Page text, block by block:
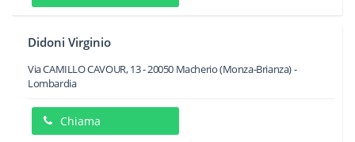
Didoni Virginio
Via CAMILLO CAVOUR, 13-20050 Macherio(Monza-Brianza) -
Lombardia
Chiama